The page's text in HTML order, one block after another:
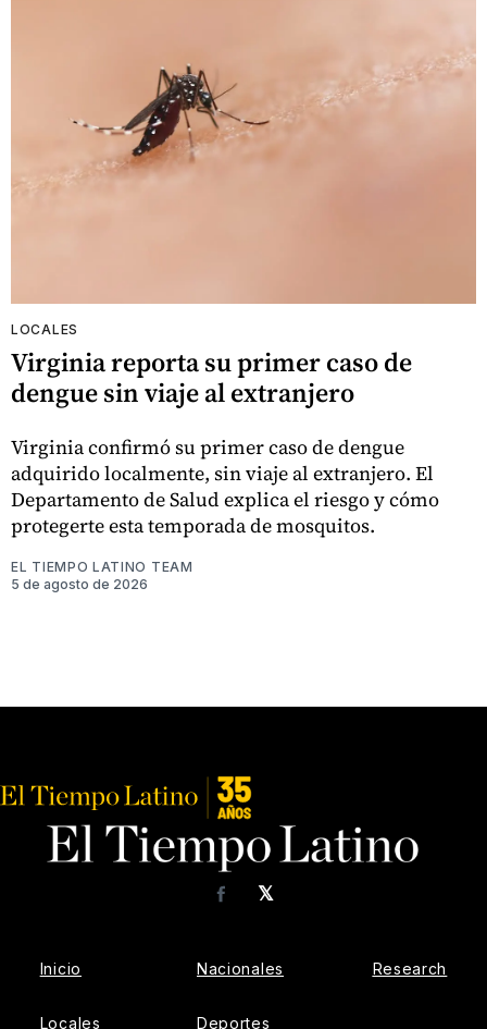
LOCALES
Virginia reporta su primer caso de
dengue sin viaje al extranjero
Virginia confirmó su primer caso de dengue
adquirido localmente, sin viaje al extranjero. El
Departamento de Salud explica el riesgo y cómo
protegerte esta temporada de mosquitos.
EL TIEMPO LATINO TEAM
5 de agosto de 2026
𝕏
Facebook
Inicio
Locales
Nacionales
Deportes
Research